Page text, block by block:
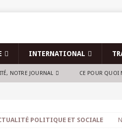
INTERNATIONAL
NOTRE JOURNAL CE POUR QUOI
POLITIQUE ET SOCIALE